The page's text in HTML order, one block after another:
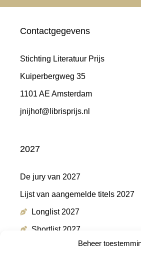
Beheer
Contactgegevens
Stichting Literatuur Prijs
Kuiperbergweg 35
1101 AE Amsterdam
jnijhof@librisprijs.nl
2027
De jury van 2027
Lijst van aangemelde titels 2027
Longlist 2027
Shortlist 2027
Winnaar 2027